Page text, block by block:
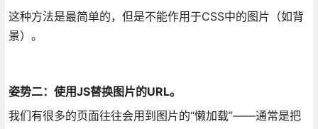
这种方法是最简单的，但是不能作用于CSS中的图片（如背
景）。
姿势二：使用JS替换图片的URL。
我们有很多的页面往往会用到图片的“懒加载”——通常是把